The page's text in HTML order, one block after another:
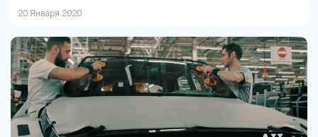
20 Января 2020